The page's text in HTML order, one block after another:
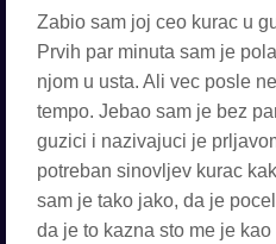
Zabio sam joj ceo kurac u
Prvih par minuta sam je
njom u usta. Ali vec posle
tempo. Jebao sam je bez
guzici i nazivajuci je
potreban sinovljev kurac
sam je tako jako, da je
da je to kazna sto me je